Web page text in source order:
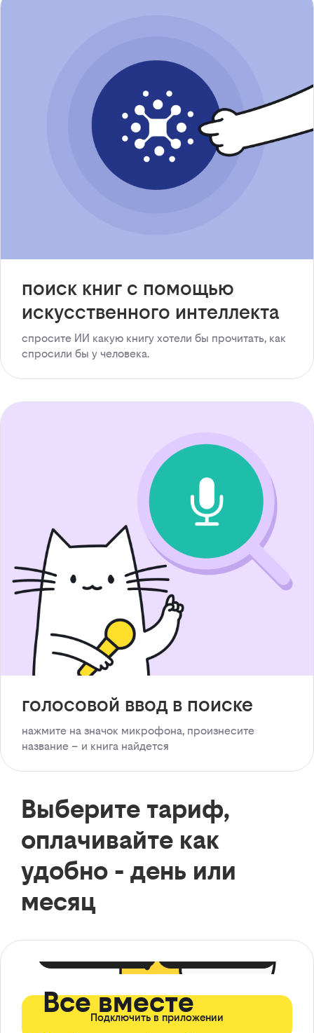
поиск книг с помощью
искусственного интеллекта
спросите ИИ какую книгу хотели бы прочитать, как
спросили бы у человека.
голосовой ввод в поиске
нажмите на значок микрофона, произнесите
название – и книга найдется
Выберите тариф,
оплачивайте как
удобно - день или
месяц
Все вместе
Подключить в приложении